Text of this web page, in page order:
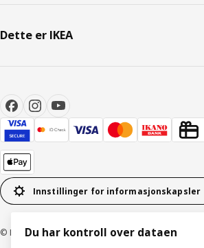
Dette er IKEA
Innstillinger for informasjonskapsler
© Inter IKEA Systems B.V. 1999–2026
Du har kontroll over dataen